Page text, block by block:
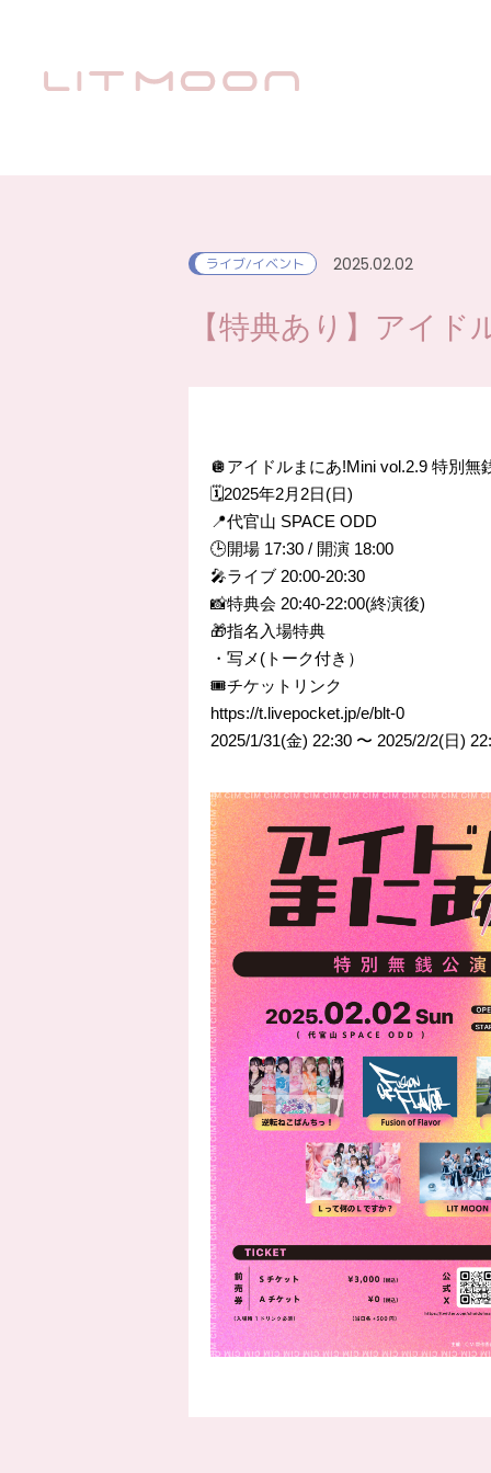
ライブ/イベント 2025.02.02
【特典あり】アイ
🪩アイドルまにあ!Mini vol.2.9 特別無
🗓️2025年2月2日(日)
📍代官山 SPACE ODD
🕒開場 17:30 / 開演 18:00
🎤ライブ 20:00-20:30
📸特典会 20:40-22:00(終演後)
🎁指名入場特典
・写メ(トーク付き）
🎟️チケットリンク
https://t.livepocket.jp/e/blt-0
2025/1/31(金) 22:30 〜 2025/2/2(日)